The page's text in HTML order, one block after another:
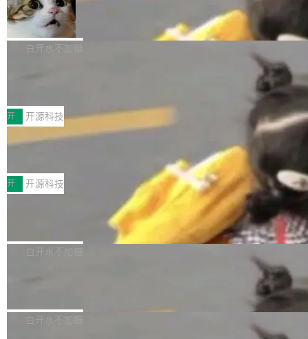
_amf) filter SMPTE 2094-50 元数据支持和直
通 ProRes RAW VideoToolbox 硬件加速器 AP
V ...
on OpenCode Go.」79.8 万次浏览，连带着 #
DeepSeek一天消耗了8万亿# 上了微博热搜——
注意这是 OpenCode 一家的消耗。 OpenCode
不完。」5T 来自免费额度，3T 来自 Go...
NetBSD 11.0 正式发布
NetBSD 11.0 现已正式发布，这是 NetBSD 操
作系统的第十八个主要版本。 自 NetBSD 10.1
ve JH71XX 的设备，例如 VisionFive 2、PINE
64 STAR64，以及 QEMU。 增强了对 POSIX.1
-2024 和 C23 编程接口标准的兼容性。 compat
_linux(8) 增强了对 Linux 系统调用的支持，包
括 epoll（围绕 kqueue 实现）、POSIX 消息队
列、...
白开水不加糖
案
享会在上海举办。鸿蒙生态的全场景智慧营销平
台鲸鸿动能协同华为游戏中心，面向游戏行业开
发者及生态伙伴，系统呈现了平台在游戏领域的
完整能力版图——从IAP高价值用户的全周期经
营、到IAA游戏的“买变一体”正循环、再到联运与
广告协同的全链路经营闭环，以及面向全球市场
的出海增长布局。 华为终端云业务商业化销售负
责人在开场致辞中表示，游戏开发者的核心诉求
已不再是“多一个投放渠道”，而是一套能够持续
高质量游戏...
开 开源科技
技嘉X3D系列再添新成员 B850 AORU
面向AMD Ryzen X3D处理器玩家，技嘉X3D系
列主板阵容迎来新成员——B850 AORUS ELITE
X3D。作为面向主流高性能平台打造的全新主板
产品，B850 AORUS ELITE X3D延续技嘉在X3
D平台优化上的技术积累，旨在为游戏玩家带来
更稳定、更高效的装机选择。 B850 AORUS ELI
式2.0，可根据不同使用场景释放处理器潜力，
开 开源科技
Zadig v5.0 发布：AI 发布专员与 AI 审
我们团队这几天最大的卡点不是 AI 写得不够
好，是 AI 写得太好了。 好到审查排期从两天的
过 1528 名开发者，85% 说 AI 把瓶颈从写代码
白开水不加糖
数据库，有一个图形后端。作为一个原生的 Gra
白开水不加糖